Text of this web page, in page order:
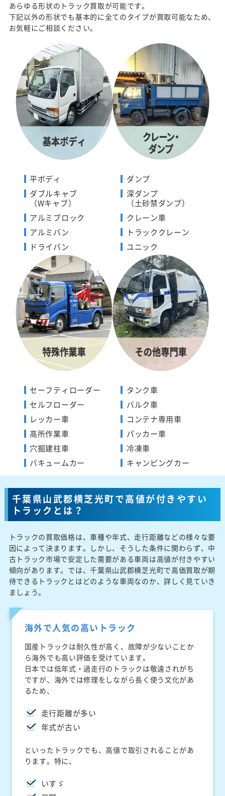
あらゆる形状のトラック買取が可能です。
下記以外の形状でも基本的に全てのタイプが買取可能なため、
お気軽にご相談ください。
平ボディ
ダブルキャブ
（Wキャブ）
アルミブロック
アルミバン
ドライバン
ダンプ
深ダンプ
（土砂禁ダンプ）
クレーン車
トラッククレーン
ユニック
セーフティローダー
セルフローダー
レッカー車
高所作業車
穴掘建柱車
バキュームカー
タンク車
バルク車
コンテナ専用車
パッカー車
冷凍車
キャンピングカー
千葉県山武郡横芝光町で高値が付きやすい
トラックとは？
トラックの買取価格は、車種や年式、走行距離などの様々な要
因によって決まります。しかし、そうした条件に関わらず、中
古トラック市場で安定した需要がある車両は高値が付きやすい
傾向があります。では、千葉県山武郡横芝光町で高価買取が期
待できるトラックとはどのような車両なのか、詳しく見ていき
ましょう。
海外で人気の高いトラック
国産トラックは耐久性が高く、故障が少ないことか
ら海外でも高い評価を受けています。
日本では低年式・過走行のトラックは敬遠されがち
ですが、海外では修理をしながら長く使う文化があ
るため、
走行距離が多い
年式が古い
といったトラックでも、高値で取引されることがあ
ります。特に、
いすゞ